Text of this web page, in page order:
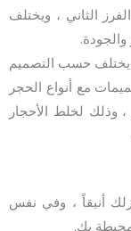
الثاني ، ويختلف
يختلف حسب التصميم
مع أنواع الحجر
وذلك لخلط الأحجار
أنيقاً ، وفي نفس
بك.